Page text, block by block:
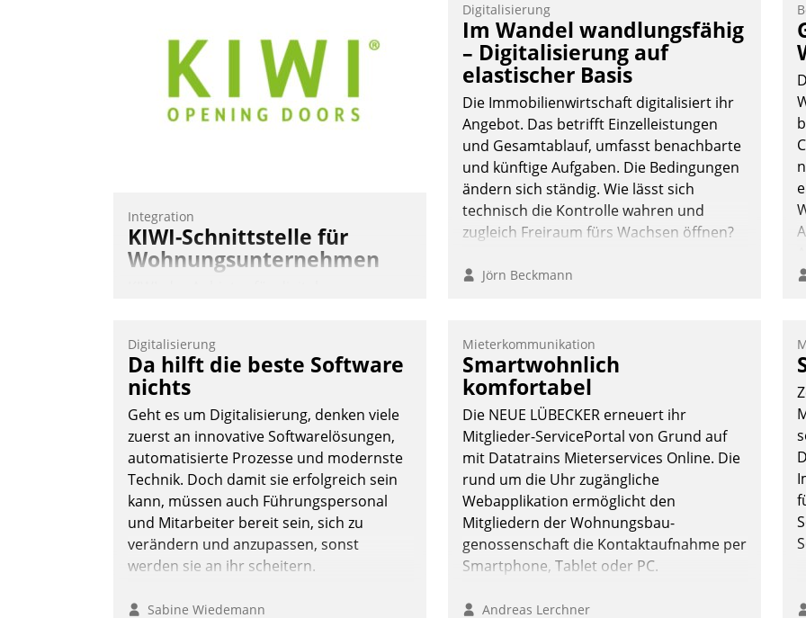
-
Integration
KIWI-Schnittstelle für
Wohnungsunternehmen
Softwareentwicklungshaus Datatrain.
Andreas Lerchner
Digitalisierung
Im Wandel wandlungsfähig
– Digitalisierung auf
elastischer Basis
Die Immobilienwirtschaft digitalisiert ihr
Angebot. Das betrifft Einzelleistungen
und Gesamtablauf, umfasst benachbarte
und künftige Aufgaben. Die Bedingungen
ändern sich ständig. Wie lässt sich
technisch die Kontrolle wahren und
zugleich Freiraum fürs Wachsen öffnen?
Jörn Beckmann
Digitalisierung
Da hilft die beste Software
nichts
Geht es um Digitalisierung, denken viele
zuerst an innovative Softwarelösungen,
automatisierte Prozesse und modernste
Technik. Doch damit sie erfolgreich sein
kann, müssen auch Führungspersonal
und Mitarbeiter bereit sein, sich zu
verändern und anzupassen, sonst
werden sie an ihr scheitern.
Sabine Wiedemann
Mieterkommunikation
Smartwohnlich
komfortabel
Die NEUE LÜBECKER erneuert ihr
Mitglieder-ServicePortal von Grund auf
mit Datatrains Mieterservices Online. Die
rund um die Uhr zugängliche
Webapplikation ermöglicht den
Mitgliedern der Wohnungs­bau­
genossenschaft die Kontaktaufnahme per
Smartphone, Tablet oder PC.
Andreas Lerchner